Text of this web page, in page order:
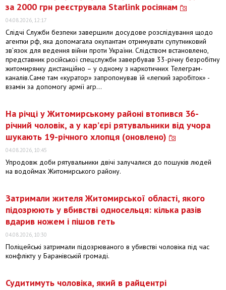
за 2000 грн реєструвала Starlink росіянам
04.08.2026, 12:17
Слідчі Служби безпеки завершили досудове розслідування щодо
агентки рф, яка допомагала окупантам отримувати супутниковий
зв’язок для ведення війни проти України. Слідством встановлено,
представник російської спецслужби завербував 33-річну безробітну
житомирянку дистанційно – у одному з наркотичних Телеграм-
каналів.Саме там «куратор» запропонував їй «легкий заробіток» -
взамін за допомогу армії агр...
На річці у Житомирському районі втопився 36-
річний чоловік, а у кар’єрі рятувальники від учора
шукають 19-річного хлопця (оновлено)
04.08.2026, 10:45
Упродовж доби рятувальники двічі залучалися до пошуків людей
на водоймах Житомирського району.
Затримали жителя Житомирської області, якого
підозрюють у вбивстві односельця: кілька разів
вдарив ножем і пішов геть
04.08.2026, 10:30
Поліцейські затримали підозрюваного в убивстві чоловіка під час
конфлікту у Баранівській громаді.
Судитимуть чоловіка, який в райцентрі